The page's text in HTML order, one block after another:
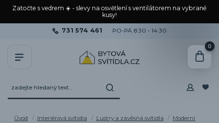
Zatočte s vedrem ☀️ - slevy na osvětlení s ventilátorem na vybrané
kusy!
731 574 461 PO-PÁ 8:30 - 14:30
0
Úvod Interiérová svítidla Lustry a závěsná svítidla
Moderní